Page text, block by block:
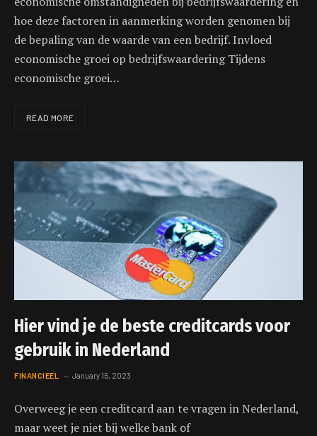
hoe deze factoren in aanmerking worden genomen bij
de bepaling van de waarde van een bedrijf. Invloed
economische groei op bedrijfswaardering Tijdens
economische groei…
READ MORE
Hier vind je de beste creditcards voor
gebruik in Nederland
FINANCIEEL January 15, 2023
Overweeg je een creditcard aan te vragen in Nederland,
maar weet je niet bij welke bank of